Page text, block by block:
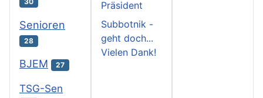
Senioren
28
BJEM 27
TSG-Sen
Präsident
Subbotnik -
geht doch...
Vielen Dank!